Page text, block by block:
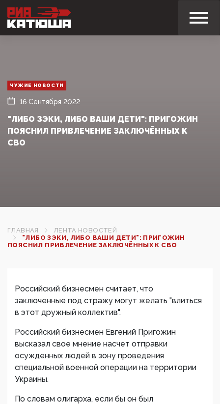
ЧУЖИЕ НОВОСТИ
16 Сентября 2022
"ЛИБО ЗЭКИ, ЛИБО ВАШИ ДЕТИ": ПРИГОЖИН
ПОЯСНИЛ ПРИВЛЕЧЕНИЕ ЗАКЛЮЧЁННЫХ К
СВО
ГЛАВНАЯ
ЛЕНТА НОВОСТЕЙ
"ЛИБО ЗЭКИ, ЛИБО ВАШИ ДЕТИ": ПРИГОЖИН
ПОЯСНИЛ ПРИВЛЕЧЕНИЕ ЗАКЛЮЧЁННЫХ К СВО
Российский бизнесмен считает, что
заключенные под стражу могут желать "влиться
в этот дружный коллектив".
Российский бизнесмен Евгений Пригожин
высказал свое мнение насчет отправки
осужденных людей в зону проведения
специальной военной операции на территории
Украины.
По словам олигарха, если бы он был